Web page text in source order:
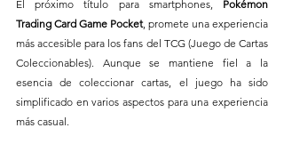
El próximo título para smartphones, Pokémon
Trading Card Game Pocket, promete una experiencia
más accesible para los fans del TCG (Juego de Cartas
Coleccionables). Aunque se mantiene fiel a la
esencia de coleccionar cartas, el juego ha sido
simplificado en varios aspectos para una experiencia
más casual.